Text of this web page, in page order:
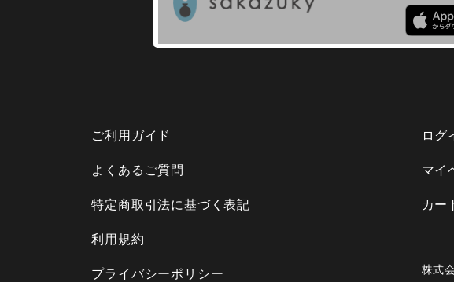
ご利用ガイド
よくあるご質問
特定商取引法に基づく表記
利用規約
プライバシーポリシー
ログ
マイ
カー
株式